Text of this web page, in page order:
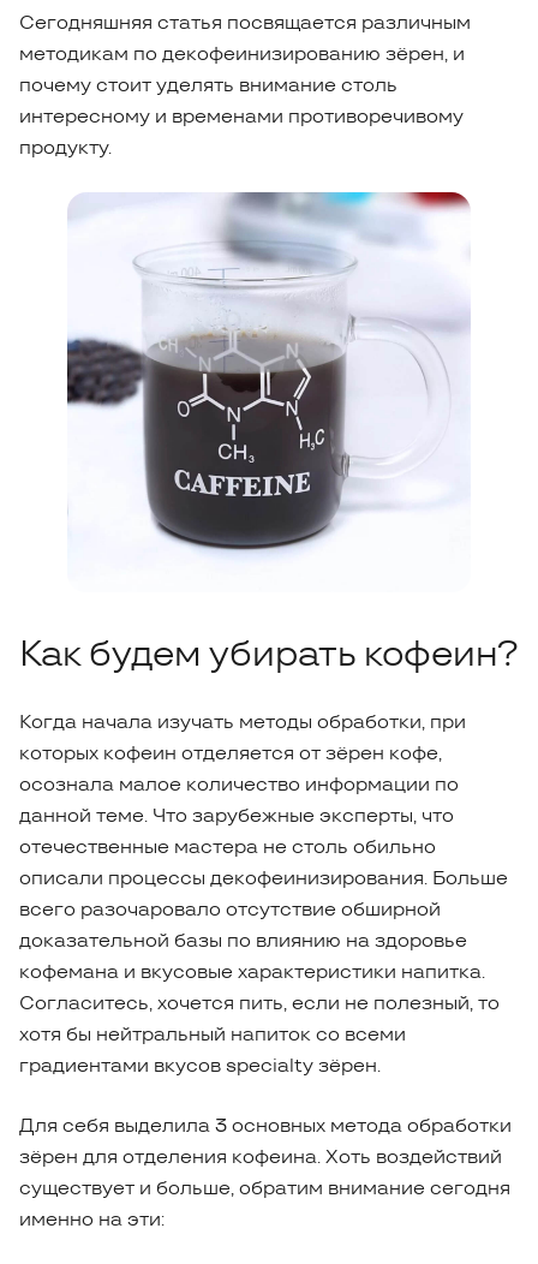
Сегодняшняя статья посвящается различным
методикам по декофеинизированию зёрен, и
почему стоит уделять внимание столь
интересному и временами противоречивому
продукту.
Как будем убирать кофеин?
Когда начала изучать методы обработки, при
которых кофеин отделяется от зёрен кофе,
осознала малое количество информации по
данной теме. Что зарубежные эксперты, что
отечественные мастера не столь обильно
описали процессы декофеинизирования. Больше
всего разочаровало отсутствие обширной
доказательной базы по влиянию на здоровье
кофемана и вкусовые характеристики напитка.
Согласитесь, хочется пить, если не полезный, то
хотя бы нейтральный напиток со всеми
градиентами вкусов specialty зёрен.
Для себя выделила 3 основных метода обработки
зёрен для отделения кофеина. Хоть воздействий
существует и больше, обратим внимание сегодня
именно на эти: